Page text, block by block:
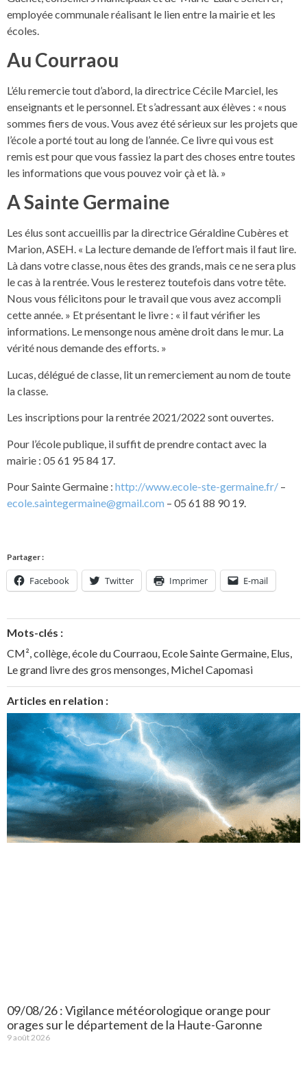
employée communale réalisant le lien entre la mairie et les
écoles.
Au Courraou
L’élu remercie tout d’abord, la directrice Cécile Marciel, les
enseignants et le personnel. Et s’adressant aux élèves : « nous
sommes fiers de vous. Vous avez été sérieux sur les projets que
l’école a porté tout au long de l’année. Ce livre qui vous est
remis est pour que vous fassiez la part des choses entre toutes
les informations que vous pouvez voir çà et là. »
A Sainte Germaine
Les élus sont accueillis par la directrice Géraldine Cubères et
Marion, ASEH. « La lecture demande de l’effort mais il faut lire.
Là dans votre classe, nous êtes des grands, mais ce ne sera plus
le cas à la rentrée. Vous le resterez toutefois dans votre tête.
Nous vous félicitons pour le travail que vous avez accompli
cette année. » Et présentant le livre : « il faut vérifier les
informations. Le mensonge nous amène droit dans le mur. La
vérité nous demande des efforts. »
Lucas, délégué de classe, lit un remerciement au nom de toute
la classe.
Les inscriptions pour la rentrée 2021/2022 sont ouvertes.
Pour l’école publique, il suffit de prendre contact avec la
mairie : 05 61 95 84 17.
Pour Sainte Germaine : http://www.ecole-ste-germaine.fr/ –
ecole.saintegermaine@gmail.com – 05 61 88 90 19.
Partager :
Facebook Twitter Imprimer E-mail
Mots-clés :
CM² collège école du Courraou Ecole Sainte Germaine Elus
Le grand livre des gros mensonges Michel Capomasi
Articles en relation :
09/08/26 : Vigilance météorologique orange pour
orages sur le département de la Haute-Garonne
9 août 2026